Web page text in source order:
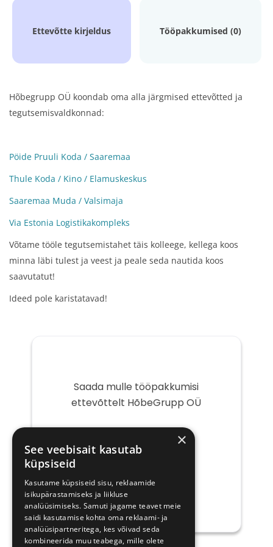
Ettevõtte kirjeldus Tööpakkumised (0)
Hõbegrupp OÜ koondab oma alla järgmised ettevõtted ja
tegutsemisvaldkonnad:
Pöide Pruuli Koda / Saaremaa
Thule Koda / Kino / Elamuskeskus
Saaremaa Muda / Valsimaja
Via Estonia Logistikakompleks
Võtame tööle tegutsemistahet täis kolleege, kellega koos
minna läbi tulest ja veest ja peale seda nautida koos
saavutatut!
Ideed pole karistatavad!
Saada mulle tööpakkumisi
ettevõttelt HõbeGrupp OÜ
post
×
See veebisait kasutab
küpsiseid
Kasutame küpsiseid sisu, reklaamide
isikupärastamiseks ja liikluse
analüüsimiseks. Samuti jagame teavet meie
saidi kasutamise kohta oma reklaami- ja
analüüsipartneritega, kes võivad seda
kombineerida muu teabega, mille olete